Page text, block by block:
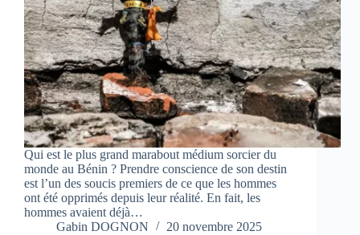
Qui est le plus grand marabout médium sorcier du
monde au Bénin ? Prendre conscience de son destin
est l’un des soucis premiers de ce que les hommes
ont été opprimés depuis leur réalité. En fait, les
hommes avaient déjà…
Gabin DOGNON
20 novembre 2025